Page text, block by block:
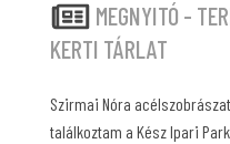
MEGNYITÓ -
KERTI TÁRLAT
Szirmai Nóra
találkoztam a Kész Ipari